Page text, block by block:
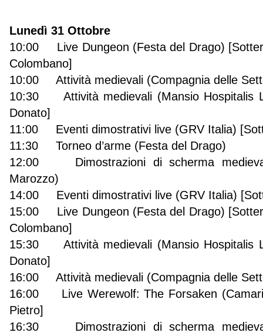
Lunedì 31 Ottobre
10:00 Live Dungeon (Festa del Drago)
Colombano]
10:00 Attività medievali (Compagnia delle
10:30 Attività medievali (Mansio Hospitalis
Donato]
11:00 Eventi dimostrativi live (GRV Italia)
11:30 Torneo d’arme (Festa del Drago)
12:00 Dimostrazioni di scherma
Marozzo)
14:00 Eventi dimostrativi live (GRV Italia)
15:00 Live Dungeon (Festa del Drago)
Colombano]
15:30 Attività medievali (Mansio Hospitalis
Donato]
16:00 Attività medievali (Compagnia delle
16:00 Live Werewolf: The Forsaken
Pietro]
16:30 Dimostrazioni di scherma